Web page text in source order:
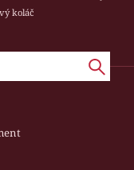
koláč